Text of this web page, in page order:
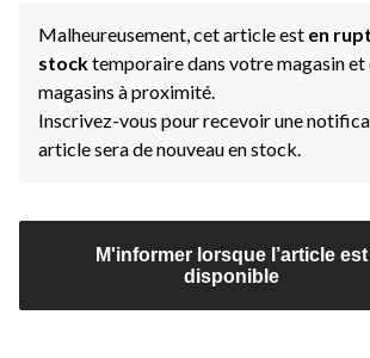
Malheureusement, cet article est en
stocktemporaire dans votre magasin et
magasins à proximité.
Inscrivez-vous pour recevoir une
article sera de nouveau en stock.
M'informer lorsque l’article est
disponible